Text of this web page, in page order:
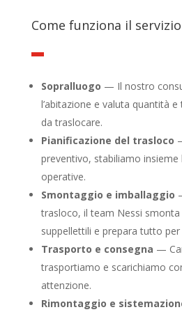
Come funziona il servizio
Sopralluogo — Il nostro
l’abitazione e valuta quantità
da traslocare.
Pianificazione del trasloco
preventivo, stabiliamo
operative.
Smontaggio e imballaggio
trasloco, il team Nessi
suppellettili e prepara tutto
Trasporto e consegna —
trasportiamo e scarichiamo
attenzione.
Rimontaggio e